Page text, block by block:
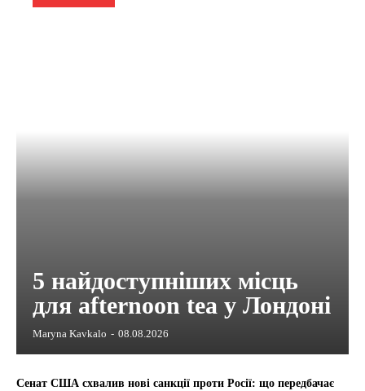
5 найдоступніших місць
для afternoon tea у Лондоні
Maryna Kavkalo - 08.08.2026
Сенат США схвалив нові санкції проти Росії: що передбачає